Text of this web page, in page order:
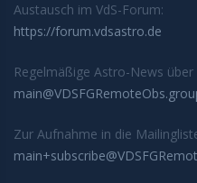
Austausch im VdS-Forum:
https://forum.vdsastro.de
Regelmäßige Astro-News
Zur Aufnahme in die